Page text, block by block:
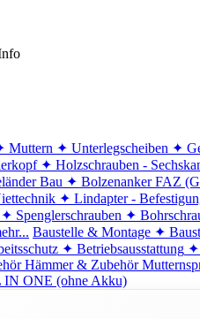
Muttern ✦ Unterlegscheiben ✦
✦ Holzschrauben -
Bau ✦ Bolzenanker FAZ
✦ Lindapter -
✦ Spenglerschrauben ✦
Baustelle & Montage ✦
✦ Betriebsausstattung ✦
Hämmer & Zubehör
ONE (ohne Akku)